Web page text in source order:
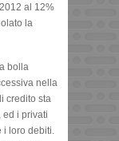
al 12%
la
bolla
nella
credito sta
ed i privati
loro debiti.